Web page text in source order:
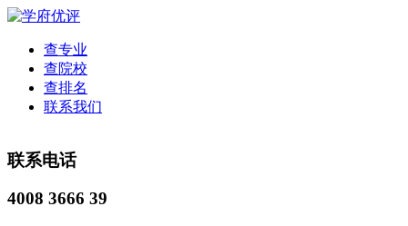
查专业
查院校
查排名
联系我们
联系电话
4008 3666 39